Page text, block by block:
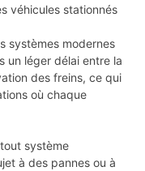
véhicules stationnés
systèmes modernes
un léger délai entre la
des freins, ce qui
où chaque
système
à des pannes ou à